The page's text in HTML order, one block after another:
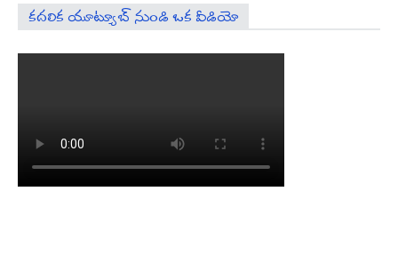
కదలిక యూట్యూబ్ నుండి ఒక వీడియో